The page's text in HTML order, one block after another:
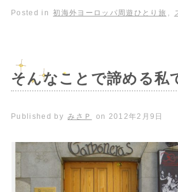
Posted in 初海外ヨーロッパ周遊ひとり旅
そんなことで諦める私
Published by みさＰ on 2012年2月9日